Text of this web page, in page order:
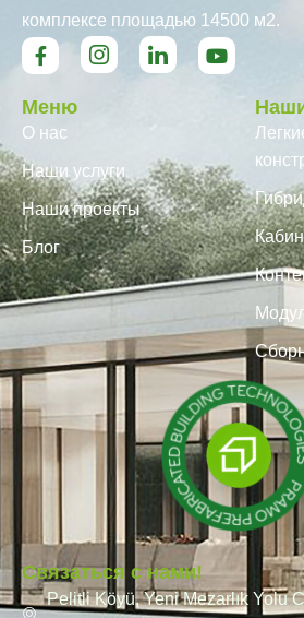
комплексе площадью 14500 м2.
Меню
О нас
Наши услуги
Наши проекты
Блог
Связаться с нами!
Pelitli Köyü, Yeni Mezarlık Yolu